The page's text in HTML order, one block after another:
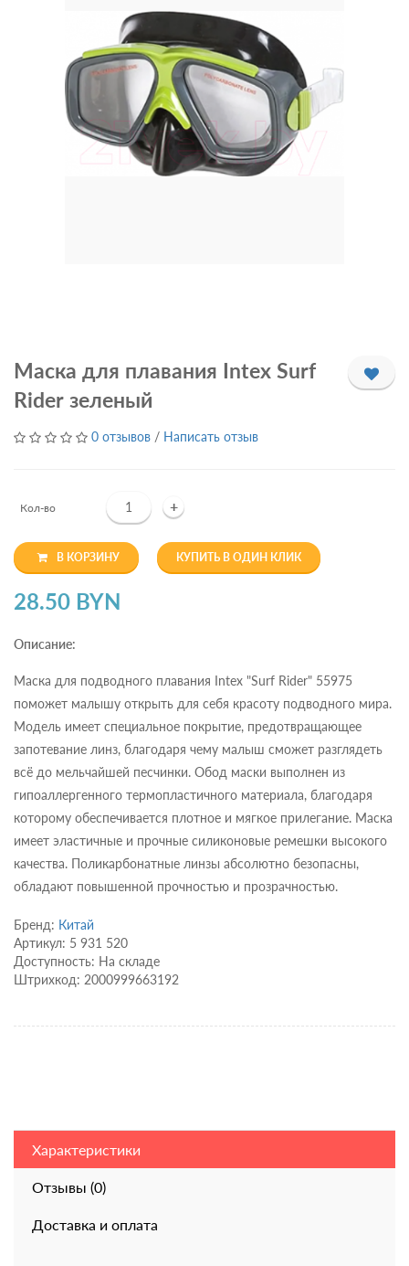
Маска для плавания Intex Surf
Rider зеленый
0 отзывов / Написать отзыв
Кол-во +
В КОРЗИНУ КУПИТЬ В ОДИН КЛИК
28.50 BYN
Описание:
Маска для подводного плавания Intex "Surf Rider" 55975
поможет малышу открыть для себя красоту подводного мира.
Модель имеет специальное покрытие, предотвращающее
запотевание линз, благодаря чему малыш сможет разглядеть
всё до мельчайшей песчинки. Обод маски выполнен из
гипоаллергенного термопластичного материала, благодаря
которому обеспечивается плотное и мягкое прилегание. Маска
имеет эластичные и прочные силиконовые ремешки высокого
качества. Поликарбонатные линзы абсолютно безопасны,
обладают повышенной прочностью и прозрачностью.
Бренд: Китай
Артикул: 5 931 520
Доступность: На складе
Штрихкод: 2000999663192
Характеристики
Отзывы (0)
Доставка и оплата